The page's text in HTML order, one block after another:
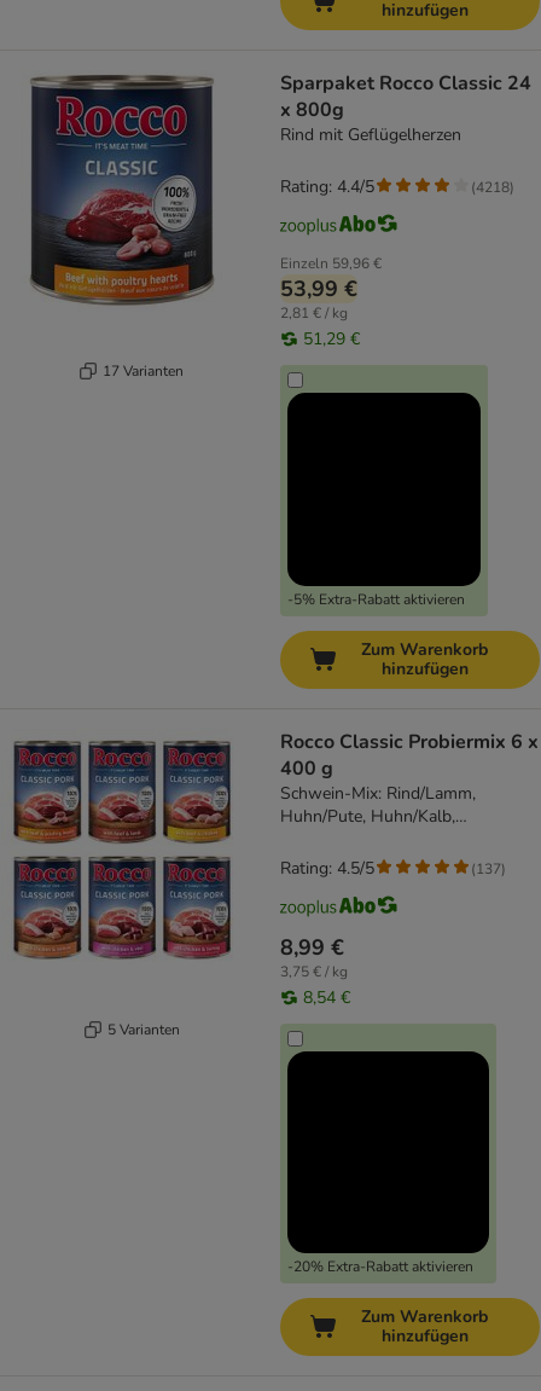
hinzufügen
17 Varianten
Sparpaket Rocco Classic 24
x 800g
Rind mit Geflügelherzen
Einzeln 59,96 €
53,99 €
2,81 € / kg
51,29 €
-5% Extra-Rabatt aktivieren
Rating: 4.4/5 (4218)
Zum Warenkorb
hinzufügen
5 Varianten
Rocco Classic Probiermix 6 x
400 g
Schwein-Mix: Rind/Lamm,
Huhn/Pute, Huhn/Kalb,
Rind/Huhn
8,99 €
3,75 € / kg
8,54 €
-20% Extra-Rabatt aktivieren
Rating: 4.5/5 (137)
Zum Warenkorb
hinzufügen